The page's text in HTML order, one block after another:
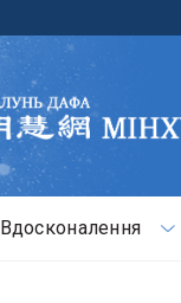
Вдосконалення